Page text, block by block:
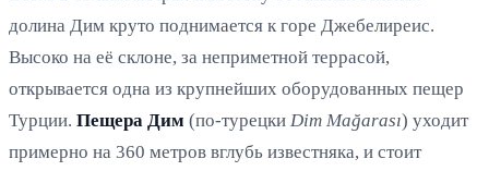
долина Дим круто поднимается к горе Джебелиреис.
Высоко на её склоне, за неприметной террасой,
открывается одна из крупнейших оборудованных пещер
Турции. Пещера Дим (по-турецки Dim Mağarası) уходит
примерно на 360 метров вглубь известняка, и стоит